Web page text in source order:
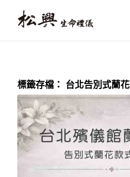
標籤存檔： 台北告別式蘭花